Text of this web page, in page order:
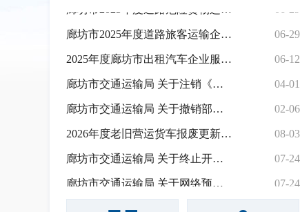
07-09
廊坊市交通运输局信息化管理中心 廊坊市交通运输局市县两级视频会议线路询价公告